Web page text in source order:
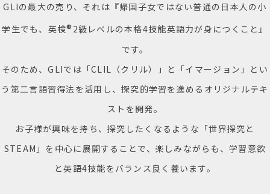
GLIの最大の売り、それは『帰国子女ではない普通の日本人の小
学生でも、英検® 2級レベルの本格4技能英語力が身につくこと』
です。
そのため、GLIでは「CLIL（クリル）」と「イマージョン」とい
う第二言語習得法を活用し、探究的学習を進めるオリジナルテキ
ストを開発。
お子様が興味を持ち、探究したくなるような「世界探究と
STEAM」を中心に展開することで、楽しみながらも、学習意欲
と英語4技能をバランス良く養います。